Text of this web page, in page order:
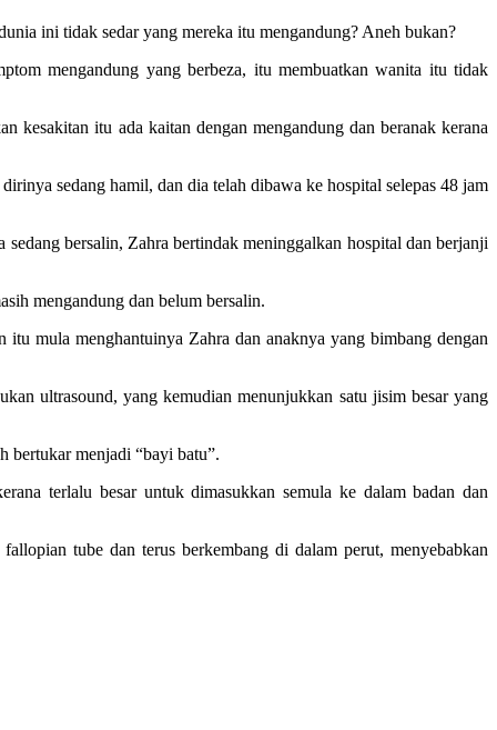
ini tidak sedar yang mereka itu mengandung? Aneh bukan?
mengandung yang berbeza, itu membuatkan wanita itu tidak
kesakitan itu ada kaitan dengan mengandung dan beranak kerana
sedang hamil, dan dia telah dibawa ke hospital selepas 48 jam
bersalin, Zahra bertindak meninggalkan hospital dan berjanji
mengandung dan belum bersalin.
mula menghantuinya Zahra dan anaknya yang bimbang dengan
ultrasound, yang kemudian menunjukkan satu jisim besar yang
bertukar menjadi “bayi batu”.
terlalu besar untuk dimasukkan semula ke dalam badan dan
tube dan terus berkembang di dalam perut, menyebabkan